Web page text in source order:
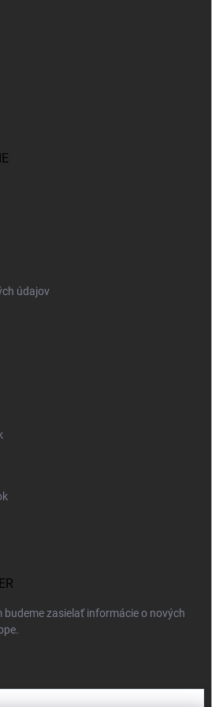
údajov
budeme zasielať informácie o nových